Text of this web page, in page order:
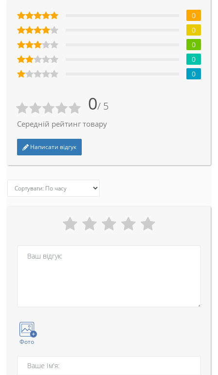
0/ 5
Середній рейтинг товару
Написати відгук
0
0
0
0
0
Фото